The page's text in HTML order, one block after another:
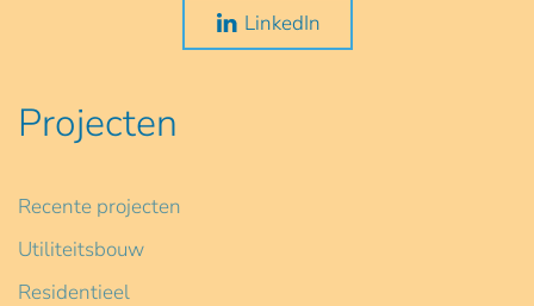
LinkedIn
Projecten
Recente projecten
Utiliteitsbouw
Residentieel